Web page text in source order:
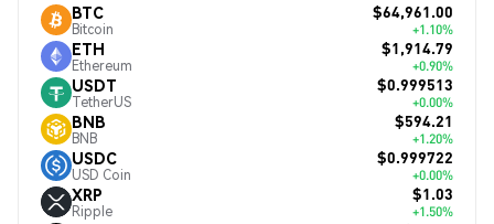
BTC
Bitcoin
$64,961.00
+1.10%
ETH
Ethereum
$1,914.79
+0.90%
USDT
TetherUS
$0.999513
+0.00%
BNB
BNB
$594.21
+1.20%
USDC
USD Coin
$0.999722
+0.00%
XRP
Ripple
$1.03
+1.50%